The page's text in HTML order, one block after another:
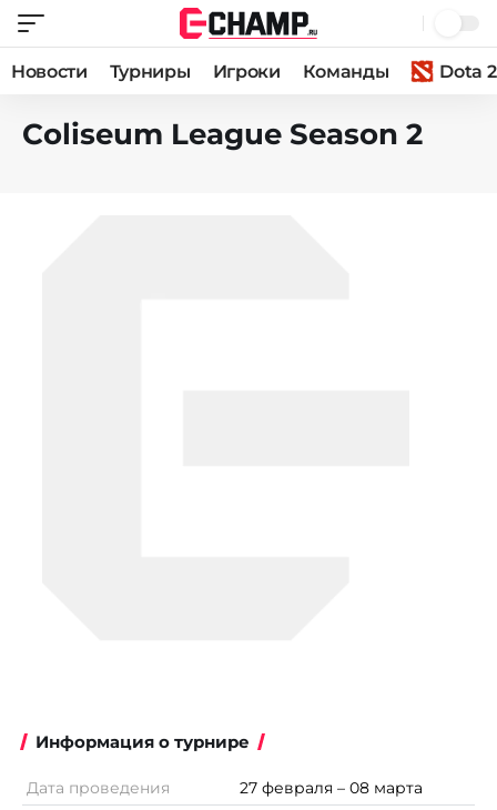
Новости Турниры Игроки Команды Dota 2
Coliseum League Season 2
Информация о турнире
Дата проведения
27 февраля – 08 марта